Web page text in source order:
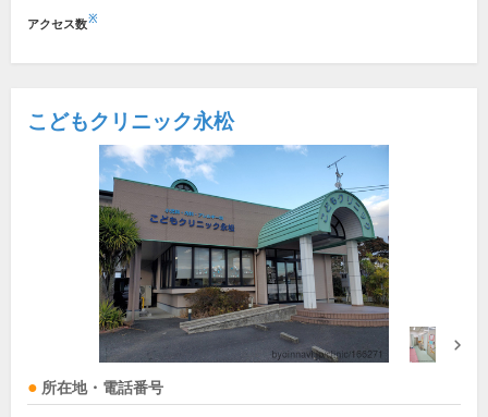
アクセス数※
こどもクリニック永松
所在地・電話番号